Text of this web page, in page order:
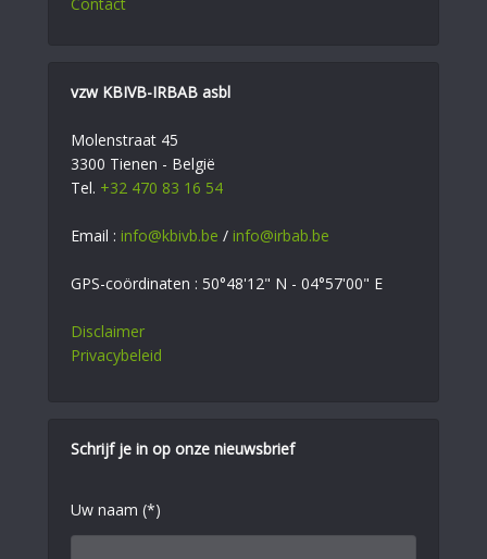
vzw KBIVB-IRBAB asbl
Molenstraat 45
3300 Tienen - België
Tel. +32 470 83 16 54
Email : info@kbivb.be / info@irbab.be
GPS-coördinaten : 50°48'12" N - 04°57'00" E
Disclaimer
Privacybeleid
Schrijf je in op onze nieuwsbrief
Uw naam (*)